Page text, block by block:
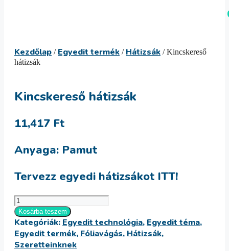
Kezdőlap / Egyedit termék / Hátizsák / Kincskereső
hátizsák
Kincskereső hátizsák
11,417 Ft
Anyaga: Pamut
Tervezz egyedi hátizsákot ITT!
Kincskereső
hátizsák
mennyiség
Kosárba teszem
Kategóriák: Egyedit technológia, Egyedit téma,
Egyedit termék, Fóliavágás, Hátizsák,
Szeretteinknek